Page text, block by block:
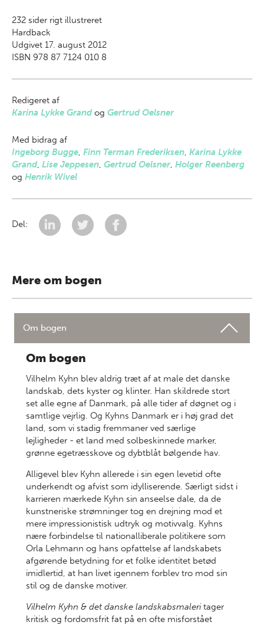
232 sider rigt illustreret
Hardback
Udgivet 17. august 2012
ISBN 978 87 7124 010 8
Redigeret af
Karina Lykke Grandog Gertrud Oelsner
Med bidrag af
Ingeborg Bugge, Finn Terman Frederiksen, Karina Lykke
Grand, Lise Jeppesen, Gertrud Oelsner, Holger Reenberg
og Henrik Wivel
Del:
Mere om bogen
Om bogen
Om bogen
Vilhelm Kyhn blev aldrig træt af at male det danske
landskab, dets kyster og klinter. Han skildrede stort
set alle egne af Danmark, på alle tider af døgnet og i
samtlige vejrlig. Og Kyhns Danmark er i høj grad det
land, som vi stadig fremmaner ved særlige
lejligheder - et land med solbeskinnede marker,
grønne egetræsskove og dybtblåt bølgende hav.
Alligevel blev Kyhn allerede i sin egen levetid ofte
underkendt og afvist som idylliserende. Særligt sidst i
karrieren mærkede Kyhn sin anseelse dale, da de
kunstneriske strømninger tog en drejning mod et
mere impressionistisk udtryk og motivvalg. Kyhns
nære forbindelse til nationalliberale politikere som
Orla Lehmann og hans opfattelse af landskabets
afgørende betydning for et folke identitet betød
imidlertid, at han livet igennem forblev tro mod sin
stil og de danske motiver.
Vilhelm Kyhn & det danske landskabsmaleritager
kritisk og fordomsfrit fat på en ofte misforstået